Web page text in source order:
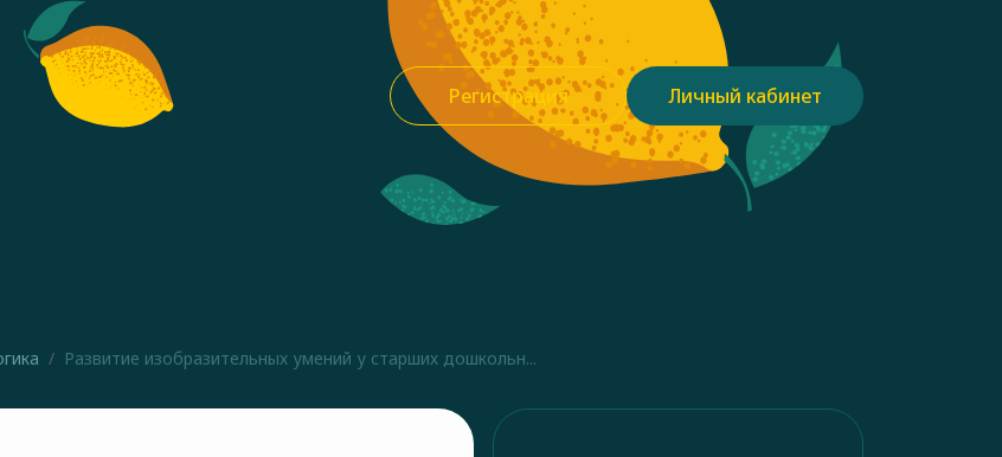
Регистрация Личный кабинет
Развитие изобразительных умений у старших дошкольн...